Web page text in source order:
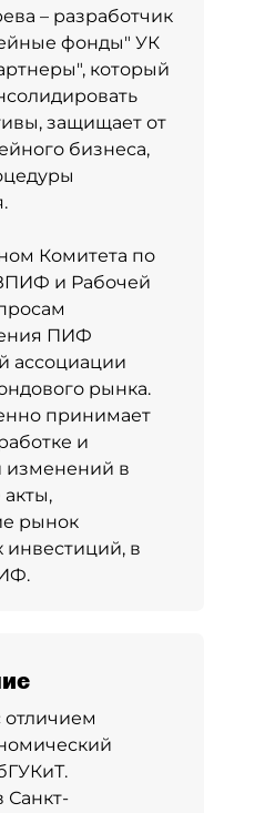
– разработчик
фонды" УК
который
защищает от
бизнеса,
Комитета по
и Рабочей
ПИФ
ассоциации
рынка.
принимает
и
изменений в
рынок
инвестиций, в
отличием
Санкт-